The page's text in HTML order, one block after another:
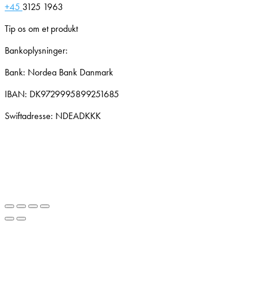
+45 3125 1963
Tip os om et produkt
Bankoplysninger:
Bank: Nordea Bank Danmark
IBAN: DK9729995899251685
Swiftadresse: NDEADKKK